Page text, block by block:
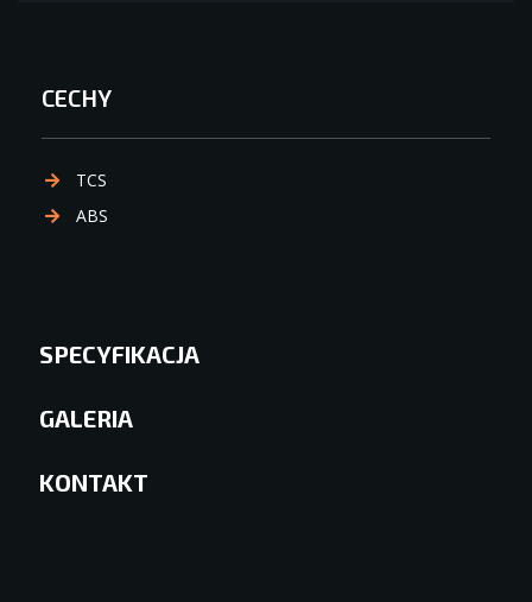
CECHY
TCS
ABS
SPECYFIKACJA
GALERIA
KONTAKT